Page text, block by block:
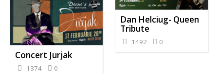
Dan Helciug- Queen
Tribute
1492 0
Concert Jurjak
1374 0